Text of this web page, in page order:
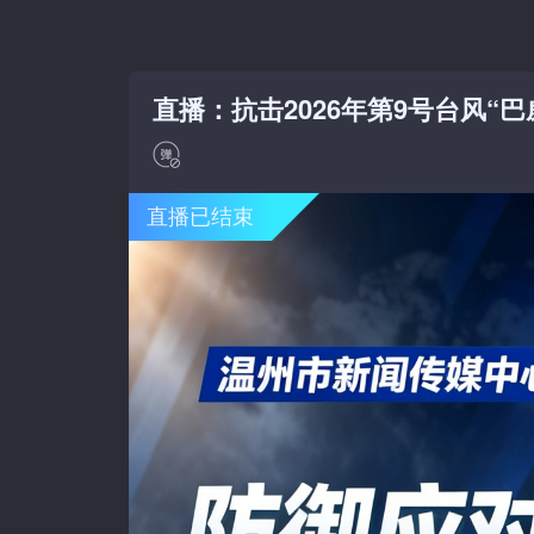
直播：抗击2026年第9号台风“巴
直播已结束